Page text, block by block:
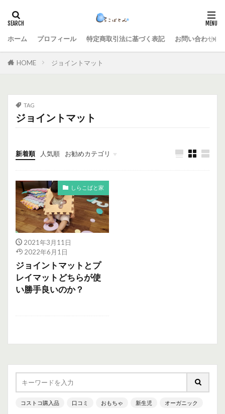
ホーム プロフィール 特定商取引法に基づく表記 お問い合わせ
HOME ジョイントマット
TAG
ジョイントマット
新着順 人気順 お勧めカテゴリ
未分類
しらこばと家
2021年3月11日
2022年6月1日
ジョイントマットとプ
レイマットどちらが使
い勝手良いのか？
コストコ購入品 口コミ おもちゃ 新生児 オーガニック